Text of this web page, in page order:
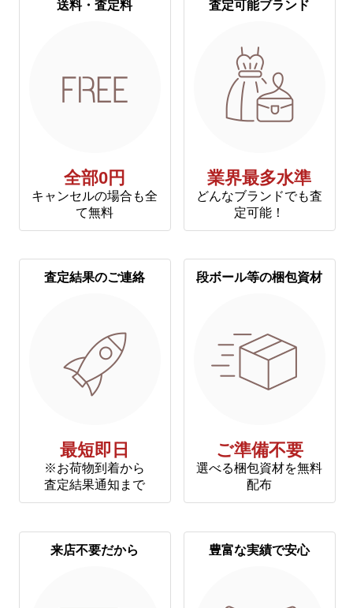
送料・査定料
全部0円
キャンセルの場合も全
て無料
査定可能ブランド
業界最多水準
どんなブランドでも査
定可能！
査定結果のご連絡
最短即日
※お荷物到着から
査定結果通知まで
段ボール等の梱包資材
ご準備不要
選べる梱包資材を無料
配布
来店不要だから 豊富な実績で安心